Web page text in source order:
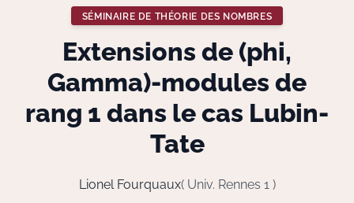
Lang
Recherche
SÉMINAIRE DE THÉORIE DES NOMBRES
Extensions de (phi,
Gamma)-modules de
rang 1 dans le cas Lubin-
Tate
Lionel Fourquaux( Univ. Rennes 1 )